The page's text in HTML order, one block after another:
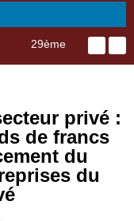
29ème Assemblée Générale Ordinaire de l’Union Nyèsigiso : L’encours total des dépôts des membres passé de 18 milliards en 2024 à 21 milliards en 2025
privé :
de francs
du
du